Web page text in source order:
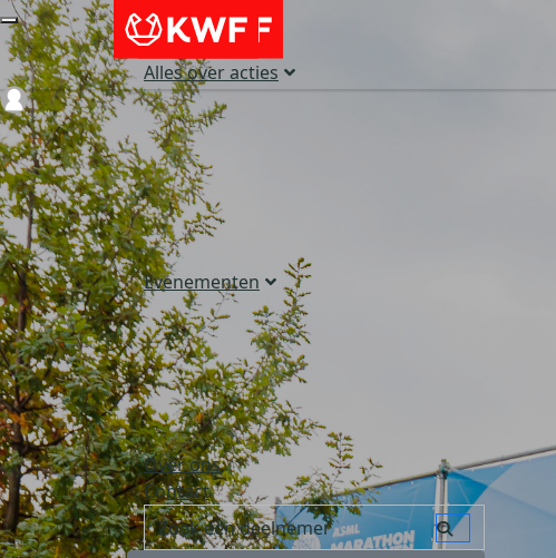
Alles over acties
Evenementen
Over ons
Contact
Login